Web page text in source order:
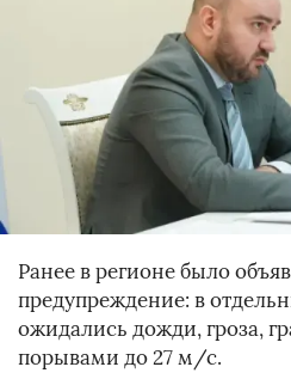
Ранее в регионе было
предупреждение: в
ожидались дожди, гроза,
порывами до 27 м/с.